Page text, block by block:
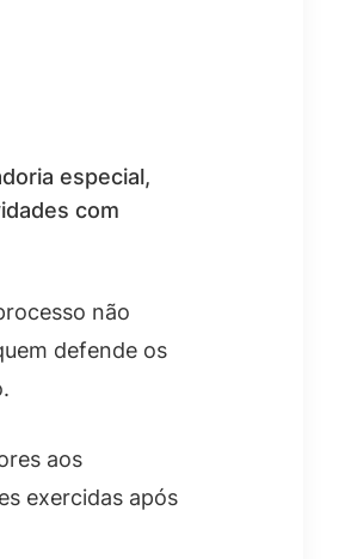
especial,
com
não
defende os
aos
exercidas após